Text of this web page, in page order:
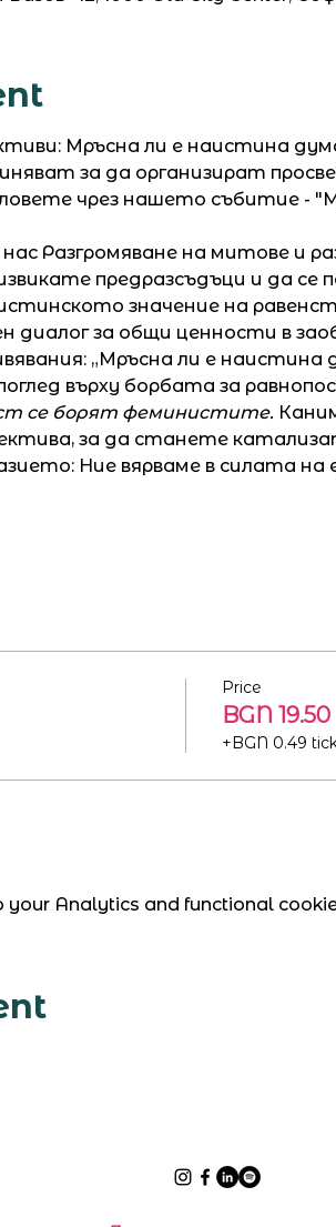
Мръсна ли е наистина
за да организират
чрез нашето събитие -
Разгромяване на митове и
предразсъдъци и да
значение на
за общи ценности в
„Мръсна ли е наистина
върху борбата за
се борят феминистите.
за да станете
Ние вярваме в силата
Price
BGN 19.50
+BGN 0.49
Analytics and functional